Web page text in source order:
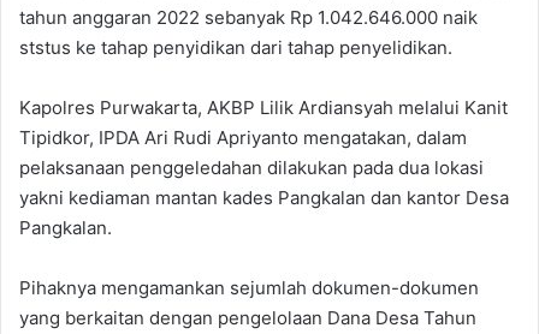
tahun anggaran 2022 sebanyak Rp 1.042.646.000 naik
ststus ke tahap penyidikan dari tahap penyelidikan.
Kapolres Purwakarta, AKBP Lilik Ardiansyah melalui Kanit
Tipidkor, IPDA Ari Rudi Apriyanto mengatakan, dalam
pelaksanaan penggeledahan dilakukan pada dua lokasi
yakni kediaman mantan kades Pangkalan dan kantor Desa
Pangkalan.
Pihaknya mengamankan sejumlah dokumen-dokumen
yang berkaitan dengan pengelolaan Dana Desa Tahun